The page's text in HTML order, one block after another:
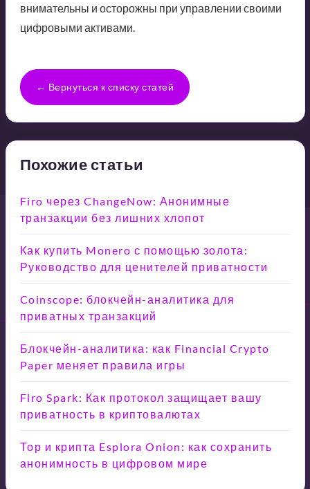
внимательны и осторожны при управлении своими
цифровыми активами.
← Вернуться к списку статей
Похожие статьи
Firo через ChangeNow: Анонимные
транзакции без лишних хлопот
Как купить Monero с помощью золота:
Руководство для ценителей приватности
Coinscope: блокчейн-аналитика для
приватных транзакций
Блокчейн-аналитика: как Financial Crypto
Paper меняет правила игры
Firo Spark: Как протокол защищает вашу
приватность в криптовалютах
Тор и крипта Esplora Onion: как сохранить
анонимность в цифровом мире